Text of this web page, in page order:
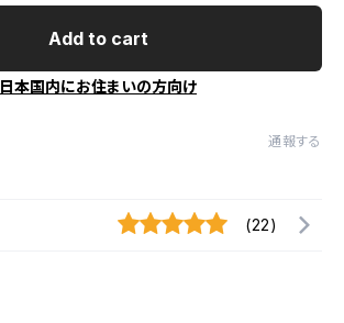
Add to cart
日本国内にお住まいの方向け
通報する
(22)